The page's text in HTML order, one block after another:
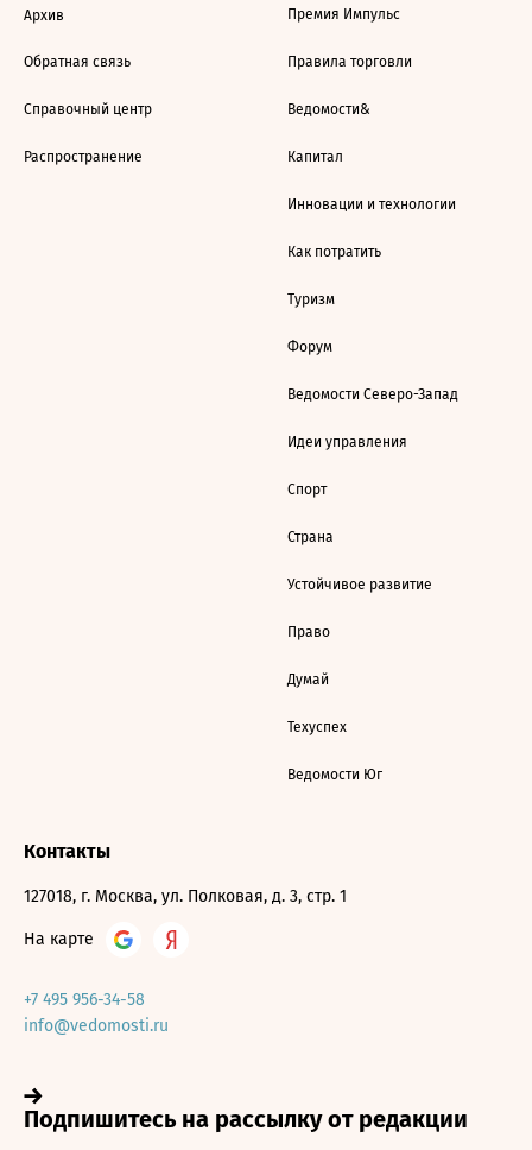
Архив
Обратная связь
Справочный центр
Распространение
Премия Импульс
Правила торговли
Ведомости&
Капитал
Инновации и технологии
Как потратить
Туризм
Форум
Ведомости Северо-Запад
Идеи управления
Спорт
Страна
Устойчивое развитие
Право
Думай
Техуспех
Ведомости Юг
Контакты
127018, г. Москва, ул. Полковая, д. 3, стр. 1
На карте
+7 495 956-34-58
info@vedomosti.ru